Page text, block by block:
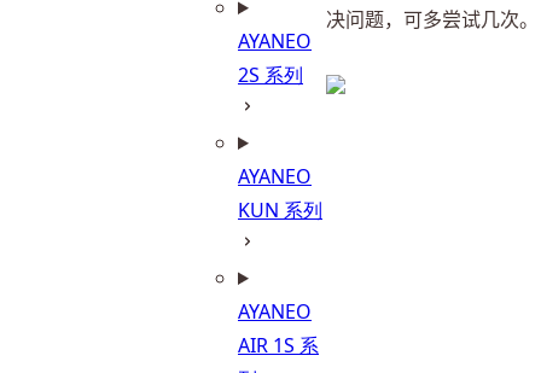
AYANEO
2S 系列
AYANEO
KUN 系列
AYANEO
AIR 1S 系
决问题，可多尝试几次。